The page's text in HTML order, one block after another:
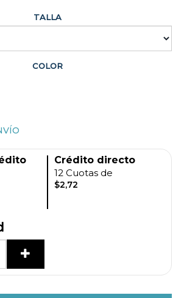
TALLA
COLOR
Crédito directo
12 Cuotas de
$2,72